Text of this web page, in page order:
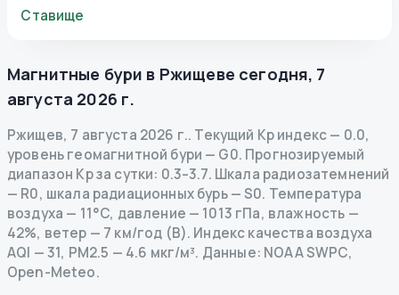
Ставище
Магнитные бури в Ржищеве сегодня, 7
августа 2026 г.
Ржищев, 7 августа 2026 г.. Текущий Kp индекс— 0.0,
уровень геомагнитной бури — G0. Прогнозируемый
диапазон Kp за сутки: 0.3–3.7. Шкала радиозатемнений
— R0, шкала радиационных бурь— S0. Температура
воздуха — 11°C, давление — 1013 гПа, влажность —
42%, ветер — 7 км/год (В). Индекс качества воздуха
AQI — 31, PM2.5 — 4.6 мкг/м³. Данные: NOAA SWPC,
Open-Meteo.